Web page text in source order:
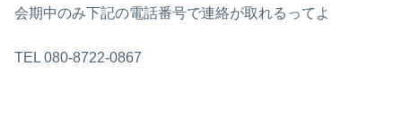
会期中のみ下記の電話番号で連絡が取れるってよ
TEL 080-8722-0867